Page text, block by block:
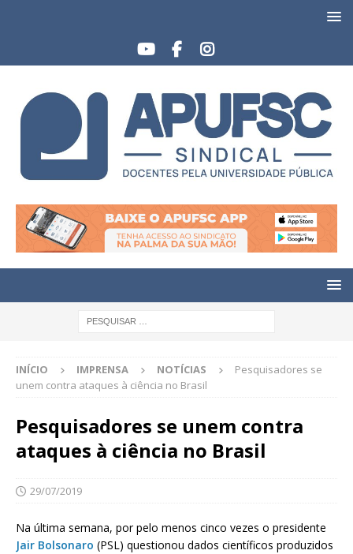
INÍCIO IMPRENSA NOTÍCIAS
Pesquisadores se
unem contra ataques à ciência no Brasil
Pesquisadores se unem contra
ataques à ciência no Brasil
29/07/2019
Na última semana, por pelo menos cinco vezes o presidente
Jair Bolsonaro (PSL) questionou dados científicos produzidos